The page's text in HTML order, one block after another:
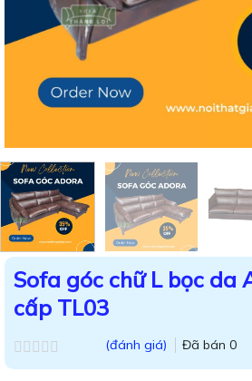
Sofa góc chữ L bọc da
cấp TL03
Được
(đánh giá) Đã bán 0